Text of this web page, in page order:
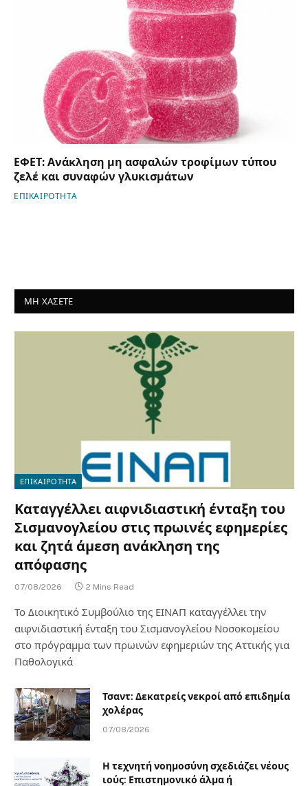
ΕΦΕΤ: Ανάκληση μη ασφαλών τροφίμων τύπου
ζελέ και συναφών γλυκισμάτων
ΕΠΙΚΑΙΡΟΤΗΤΑ
ΜΗ ΧΑΣΕΤΕ
ΕΠΙΚΑΙΡΟΤΗΤΑ
Καταγγέλλει αιφνιδιαστική ένταξη του
Σισμανογλείου στις πρωινές εφημερίες
και ζητά άμεση ανάκληση της
απόφασης
07/08/2026 2 Mins Read
Το Διοικητικό Συμβούλιο της ΕΙΝΑΠ καταγγέλλει την
αιφνιδιαστική ένταξη του Σισμανογλείου Νοσοκομείου
στο πρόγραμμα των πρωινών εφημεριών της Αττικής για
Παθολογικά
Τσαντ: Δεκατρείς νεκροί από επιδημία
χολέρας
07/08/2026
Η τεχνητή νοημοσύνη σχεδιάζει νέους
ιούς: Επιστημονικό άλμα ή